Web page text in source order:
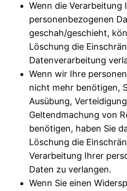
Wenn die Verarbeitung
personenbezogenen
geschah/geschieht,
Löschung die
Datenverarbeitung
Wenn wir Ihre
nicht mehr benötigen,
Ausübung,
Geltendmachung von
benötigen, haben Sie
Löschung die
Verarbeitung Ihrer
Daten zu verlangen.
Wenn Sie einen